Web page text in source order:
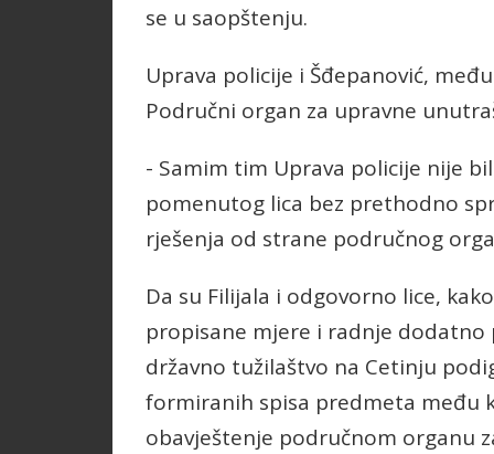
se u saopštenju.
Uprava policije i Šđepanović,
Područni organ za upravne
- Samim tim Uprava policije nije
pomenutog lica bez prethodno
rješenja od strane područnog
Da su Filijala i odgovorno lice,
propisane mjere i radnje
državno tužilaštvo na Cetinju
formiranih spisa predmeta među
obavještenje područnom organu